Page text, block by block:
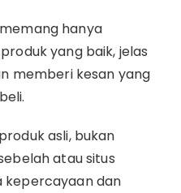
hanya
yang baik, jelas
memberi kesan yang
asli, bukan
atau situs
kepercayaan dan